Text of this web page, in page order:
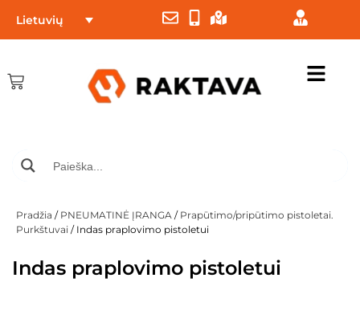
Lietuvių
Pradžia / PNEUMATINĖ ĮRANGA / Prapūtimo/pripūtimo pistoletai.
Purkštuvai / Indas praplovimo pistoletui
Indas praplovimo pistoletui